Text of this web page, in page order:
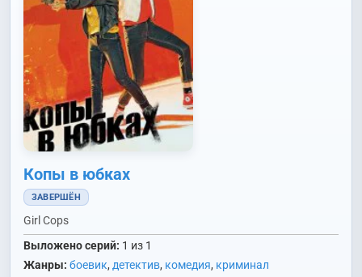
Копы в юбках
ЗАВЕРШЁН
Girl Cops
Выложено серий: 1 из 1
Жанры: боевик, детектив, комедия, криминал